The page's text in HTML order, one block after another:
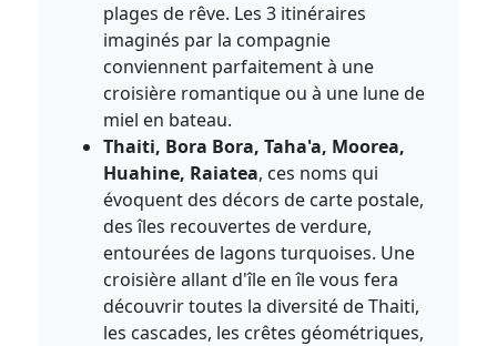
plages de rêve. Les 3 itinéraires
imaginés par la compagnie
conviennent parfaitement à une
croisière romantique ou à une lune de
miel en bateau.
Thaiti, Bora Bora, Taha'a, Moorea,
Huahine, Raiatea, ces noms qui
évoquent des décors de carte postale,
des îles recouvertes de verdure,
entourées de lagons turquoises. Une
croisière allant d'île en île vous fera
découvrir toutes la diversité de Thaiti,
les cascades, les crêtes géométriques,